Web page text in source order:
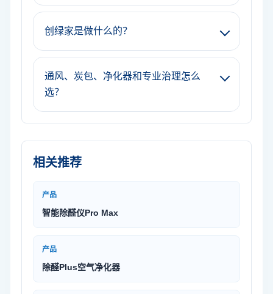
创绿家是做什么的？
通风、炭包、净化器和专业治理怎么
选？
相关推荐
产品
智能除醛仪Pro Max
产品
除醛Plus空气净化器